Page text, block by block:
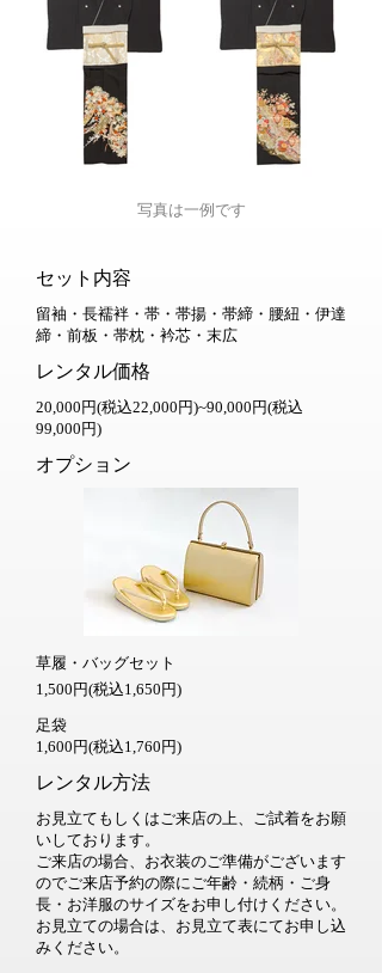
​写真は一例です
​セット内容
留袖・長襦袢・帯・帯揚・帯締 ・ 腰紐・伊達
締・前板・帯枕 ・ ​衿芯・末広
​​レンタル価格
20,000円(税込22,000円)~90,000円(税込
99,000円)
​オプション
草履・バッグセット
1,500円(税込1,650円)
​足袋
1,600円(税込1,760円)
​レンタル方法
お見立てもしくはご来店の上、ご試着をお願
いしております。
ご来店の場合、お衣装のご準備がございます
のでご来店予約の際にご年齢・続柄・ご身
長・お洋服のサイズをお申し付けください。
お見立ての場合は、お見立て表にてお申し込
みください。